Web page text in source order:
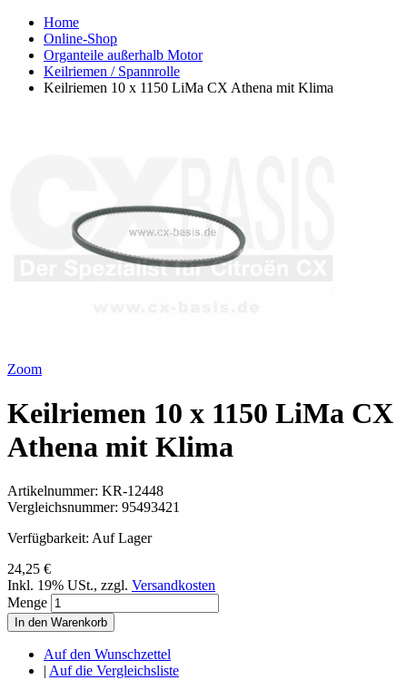
Home
Online-Shop
Organteile außerhalb Motor
Keilriemen / Spannrolle
Keilriemen 10 x 1150 LiMa CX Athena mit Klima
Zoom
Keilriemen 10 x 1150 LiMa CX
Athena mit Klima
Artikelnummer: KR-12448
Vergleichsnummer: 95493421
Verfügbarkeit: Auf Lager
24,25 €
Inkl. 19% USt., zzgl. Versandkosten
Menge
In den Warenkorb
Auf den Wunschzettel
| Auf die Vergleichsliste